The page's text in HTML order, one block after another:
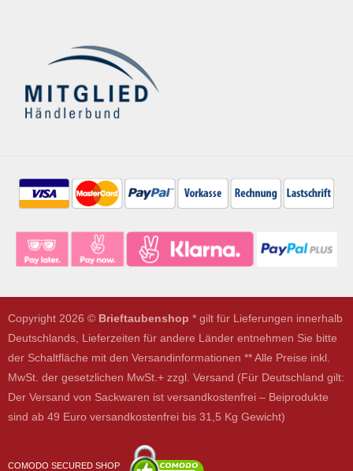
Copyright 2026 © Brieftaubenshop * gilt für Lieferungen innerhalb
Deutschlands, Lieferzeiten für andere Länder entnehmen Sie bitte
der Schaltfläche mit den Versandinformationen ** Alle Preise inkl.
MwSt. der gesetzlichen MwSt.+ zzgl. Versand (Für Deutschland gilt:
Der Versand von Sackwaren ist versandkostenfrei – Beiprodukte
sind ab 49 Euro versandkostenfrei bis 31,5 Kg Gewicht)
COMODO SECURED SHOP